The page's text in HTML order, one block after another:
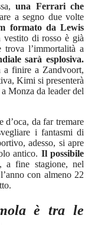
una Ferrari che
a segno due volte
formato da Lewis
vestito di rosso è già
l’immortalità a
sarà esplosiva.
a finire a Zandvoort,
Kimi si presenterà
Monza da leader del
d’oca, da far tremare
i fantasmi di
adesso, si apre
antico. Il possibile
, a fine stagione, nel
con almeno 22
è tra le